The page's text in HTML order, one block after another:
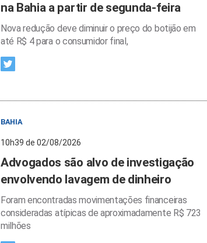
na Bahia a partir de segunda-feira
Nova redução deve diminuir o preço do botijão em
até R$ 4 para o consumidor final,
BAHIA
10h39 de 02/08/2026
Advogados são alvo de investigação
envolvendo lavagem de dinheiro
Foram encontradas movimentações financeiras
consideradas atípicas de aproximadamente R$ 723
milhões